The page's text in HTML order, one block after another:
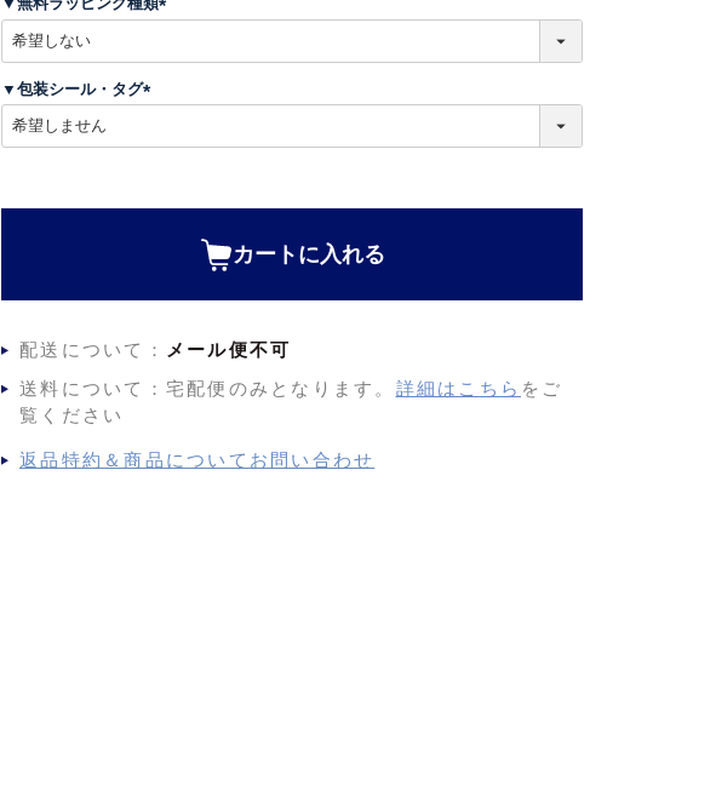
)
▼包装シール・タグ
カートに入れる
配送について： メール便不可
送料について：宅配便のみとなります。 詳細はこちら をご
覧ください
返品特約＆商品についてお問い合わせ